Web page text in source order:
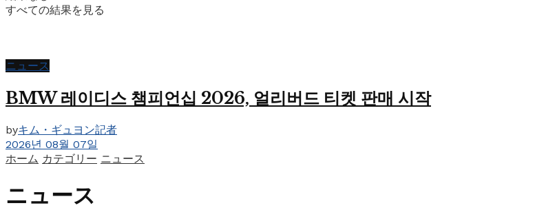
すべての結果を見る
ニュース
BMW 레이디스 챔피언십 2026, 얼리버드 티켓 판매 시작
byキム・ギュヨン記者
2026년 08월 07일
ホーム カテゴリー ニュース
ニュース